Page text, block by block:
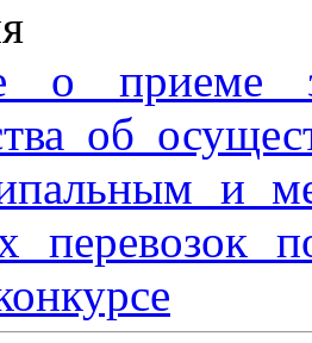
о приеме
об
и
перевозок